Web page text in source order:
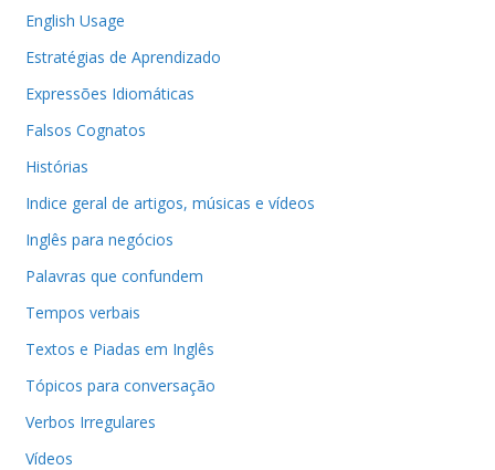
English Usage
Estratégias de Aprendizado
Expressões Idiomáticas
Falsos Cognatos
Histórias
Indice geral de artigos, músicas e vídeos
Inglês para negócios
Palavras que confundem
Tempos verbais
Textos e Piadas em Inglês
Tópicos para conversação
Verbos Irregulares
Vídeos